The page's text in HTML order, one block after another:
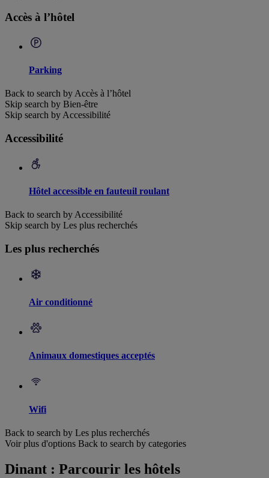
Accès à l’hôtel
Parking
Back to search by Accès à l’hôtel
Skip search by Bien-être
Skip search by Accessibilité
Accessibilité
Hôtel accessible en fauteuil roulant
Back to search by Accessibilité
Skip search by Les plus recherchés
Les plus recherchés
Air conditionné
Animaux domestiques acceptés
Wifi
Back to search by Les plus recherchés
Voir plus d'options Back to search by categories
Dinant : Parcourir les hôtels